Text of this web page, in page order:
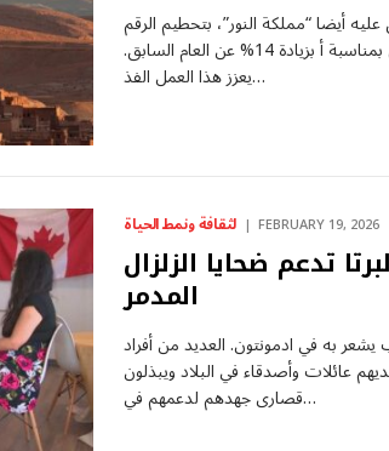
أيضا “مملكة النور”، بتحطيم الرقم
القياسي 19.8 مليون سائح عالمي بمناسبة أ بزيادة 14% عن العام السابق.
يعزز هذا العمل الفذ…
لثقافة ونمط الحياة FEBRUARY 19, 2026
تدعم ضحايا الزلزال
المدمر
يشعر به في ادمونتون. العديد من أفراد
عائلات وأصدقاء في البلاد ويبذلون
قصارى جهدهم لدعمهم في…